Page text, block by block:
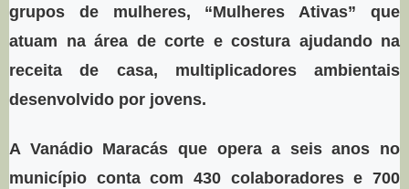
grupos de mulheres, “Mulheres Ativas” que
atuam na área de corte e costura ajudando na
receita de casa, multiplicadores ambientais
desenvolvido por jovens.
A Vanádio Maracás que opera a seis anos no
município conta com 430 colaboradores e 700